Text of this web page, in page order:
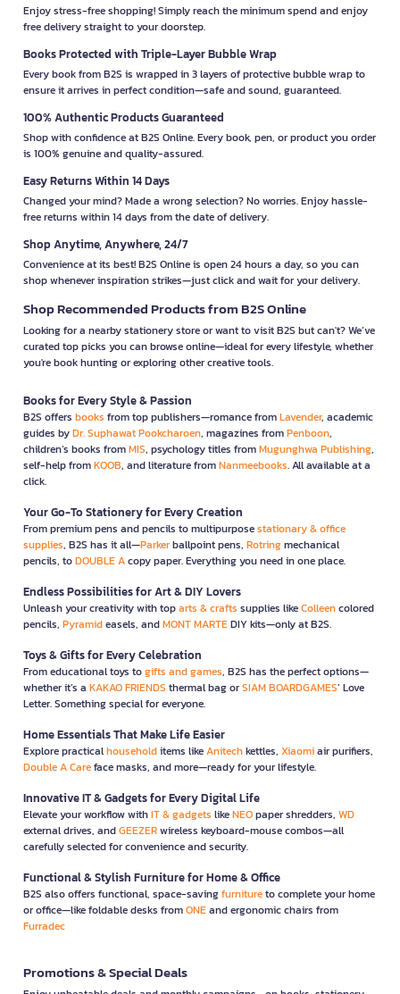
Enjoy stress-free shopping! Simply reach the minimum spend and enjoy
free delivery straight to your doorstep.
Books Protected with Triple-Layer Bubble Wrap
Every book from B2S is wrapped in 3 layers of protective bubble wrap to
ensure it arrives in perfect condition—safe and sound, guaranteed.
100% Authentic Products Guaranteed
Shop with confidence at B2S Online. Every book, pen, or product you order
is 100% genuine and quality-assured.
Easy Returns Within 14 Days
Changed your mind? Made a wrong selection? No worries. Enjoy hassle-
free returns within 14 days from the date of delivery.
Shop Anytime, Anywhere, 24/7
Convenience at its best! B2S Online is open 24 hours a day, so you can
shop whenever inspiration strikes—just click and wait for your delivery.
Shop Recommended Products from B2S Online
Looking for a nearby stationery store or want to visit B2S but can't? We’ve
curated top picks you can browse online—ideal for every lifestyle, whether
you're book hunting or exploring other creative tools.
Books for Every Style & Passion
B2S offers books from top publishers—romance fromLavender, academic
guides byDr. Suphawat Pookcharoen, magazines fromPenboon,
children’s books fromMIS, psychology titles fromMugunghwa Publishing,
self-help fromKOOB, and literature fromNanmeebooks. All available at a
click.
Your Go-To Stationery for Every Creation
From premium pens and pencils to multipurposestationary & office
supplies, B2S has it all—Parkerballpoint pens, Rotringmechanical
pencils, toDOUBLE Acopy paper. Everything you need in one place.
Endless Possibilities for Art & DIY Lovers
Unleash your creativity with toparts & crafts supplies likeColleencolored
pencils, Pyramideasels, andMONT MARTEDIY kits—only at B2S.
Toys & Gifts for Every Celebration
From educational toys togifts and games, B2S has the perfect options—
whether it’s a KAKAO FRIENDS thermal bag orSIAM BOARDGAMES’ Love
Letter. Something special for everyone.
Home Essentials That Make Life Easier
Explore practicalhouseholditems likeAnitechkettles, Xiaomiair purifiers,
Double A Careface masks, and more—ready for your lifestyle.
Innovative IT & Gadgets for Every Digital Life
Elevate your workflow withIT & gadgets likeNEOpaper shredders, WD
external drives, andGEEZERwireless keyboard-mouse combos—all
carefully selected for convenience and security.
Functional & Stylish Furniture for Home & Office
B2S also offers functional, space-savingfurnitureto complete your home
or office—like foldable desks fromONEand ergonomic chairs from
Furradec
Promotions & Special Deals